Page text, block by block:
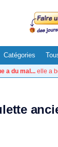
Catégories
a du mal... elle a